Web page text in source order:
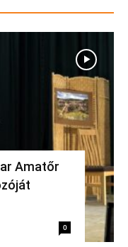
Amatőr
0